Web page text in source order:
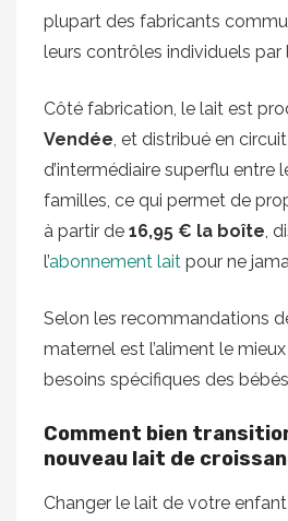
plupart des fabricants
leurs contrôles individuels par
Côté fabrication, le lait est
Vendée, et distribué en
d’intermédiaire superflu entre
familles, ce qui permet de
à partir de 16,95 € la boîte,
l’abonnement lait pour ne
Selon les recommandations
maternel est l’aliment le
besoins spécifiques des
Comment bien
nouveau lait de
Changer le lait de votre